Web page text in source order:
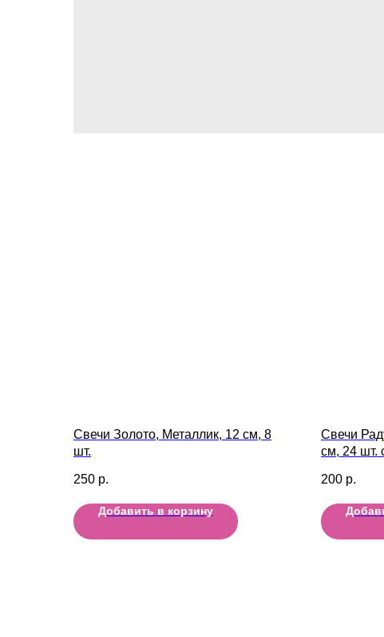
Свечи Золото, Металлик, 12 см, 8
шт.
250 р.
Добавить в корзину
Свечи
см, 24 шт.
200 р.